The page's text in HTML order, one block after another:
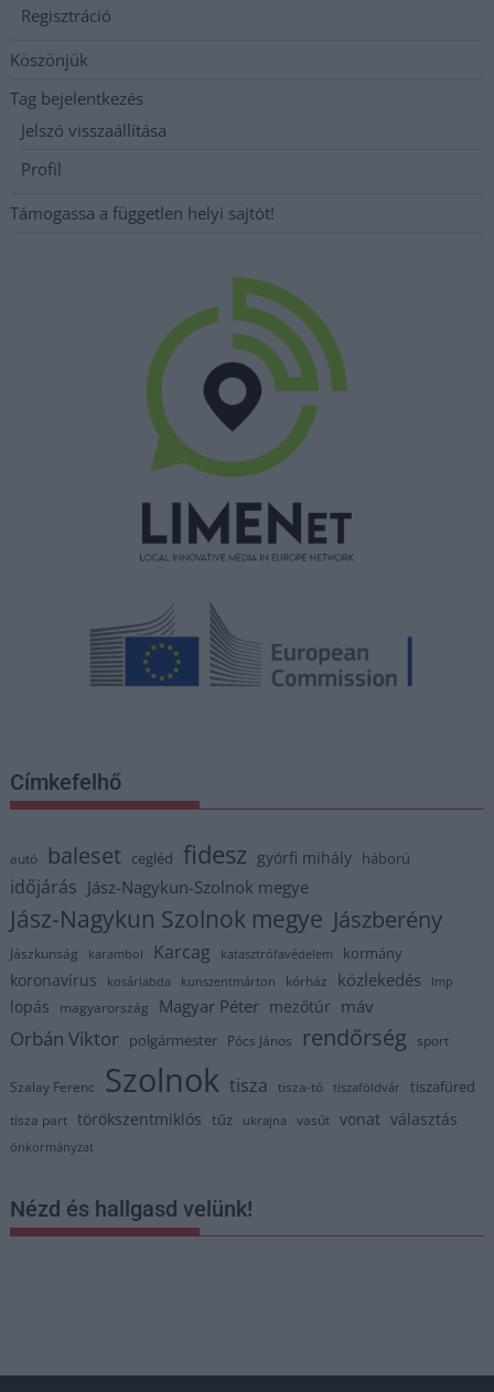
Regisztráció
Köszönjük
Tag bejelentkezés
Jelszó visszaállítása
Profil
Támogassa a független helyi sajtót!
Címkefelhő
autó baleset cegléd fidesz györfi mihály háború
időjárás Jász-Nagykun-Szolnok megye
Jász-Nagykun Szolnok megye Jászberény
Jászkunság karambol Karcag katasztrófavédelem kormány
koronavírus kosárlabda kunszentmárton kórház közlekedés lmp
lopás magyarország Magyar Péter mezőtúr máv
Orbán Viktor polgármester Pócs János rendőrség sport
Szalay Ferenc Szolnok tisza tisza-tó tiszaföldvár tiszafüred
tisza part törökszentmiklós tűz ukrajna vasút vonat választás
önkormányzat
Nézd és hallgasd velünk!